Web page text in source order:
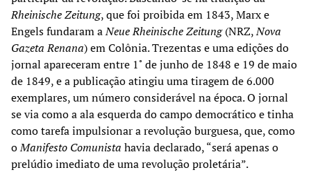
Rheinische Zeitung, que foi proibida em 1843, Marx e
Engels fundaram aNeue Rheinische Zeitung(NRZ,Nova
Gazeta Renana) em Colônia. Trezentas e uma edições do
jornal apareceram entre 1˚ de junho de 1848 e 19 de maio
de 1849, e a publicação atingiu uma tiragem de 6.000
exemplares, um número considerável na época. O jornal
se via como a ala esquerda do campo democrático e tinha
como tarefa impulsionar a revolução burguesa, que, como
oManifesto Comunista havia declarado, “será apenas o
prelúdio imediato de uma revolução proletária”.